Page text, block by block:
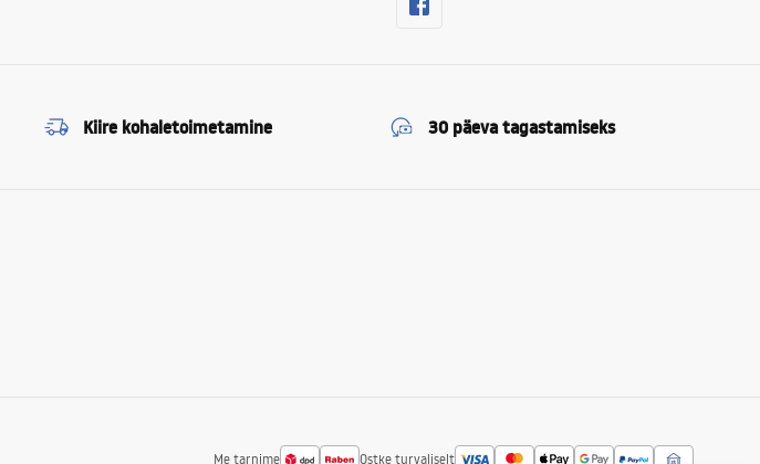
Kiire kohaletoimetamine 30 päeva tagastamiseks
Me tarnime Ostke turvaliselt